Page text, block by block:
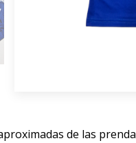
de las prenda